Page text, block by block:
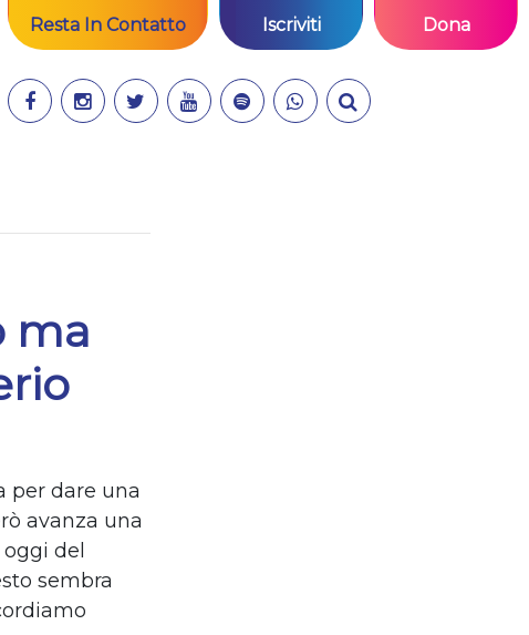
Resta In Contatto Iscriviti Dona
ma
per dare una
avanza una
del
sembra